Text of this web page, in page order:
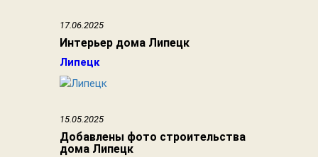
17.06.2025
Интерьер дома Липецк
Липецк
15.05.2025
Добавлены фото строительства
дома Липецк